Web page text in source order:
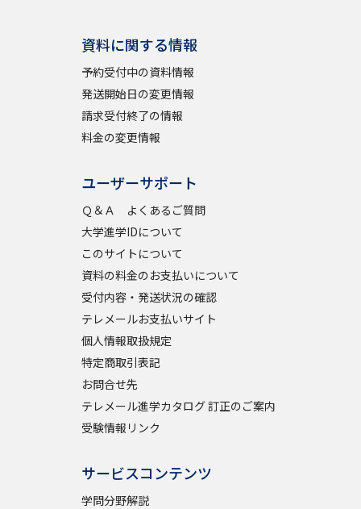
資料に関する情報
予約受付中の資料情報
発送開始日の変更情報
請求受付終了の情報
料金の変更情報
ユーザーサポート
Ｑ＆Ａ よくあるご質問
大学進学IDについて
このサイトについて
資料の料金のお支払いについて
受付内容・発送状況の確認
テレメールお支払いサイト
個人情報取扱規定
特定商取引表記
お問合せ先
テレメール進学カタログ 訂正のご案内
受験情報リンク
サービスコンテンツ
学問分野解説